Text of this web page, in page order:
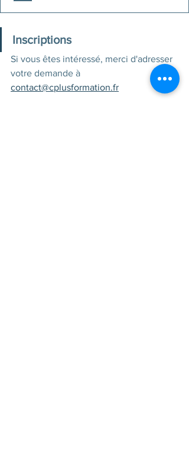
Inscriptions
Si vous êtes intéressé, merci d'adresser
votre demande à
contact@cplusformation.fr